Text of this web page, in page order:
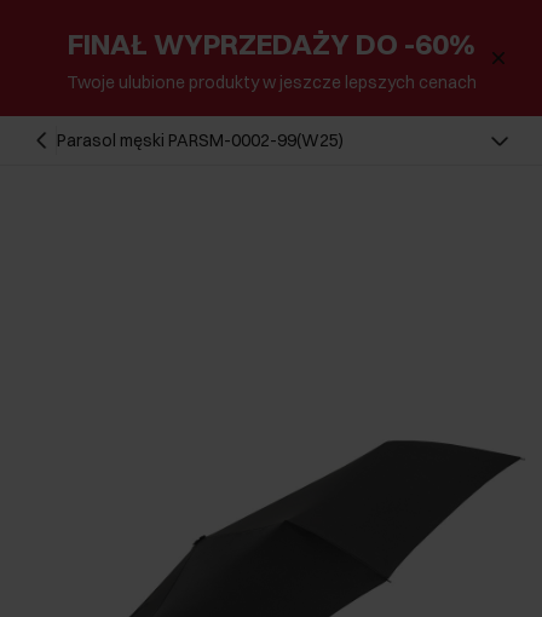
FINAŁ WYPRZEDAŻY DO -60%
Twoje ulubione produkty w jeszcze lepszych cenach
Parasol męski PARSM-0002-99(W25)